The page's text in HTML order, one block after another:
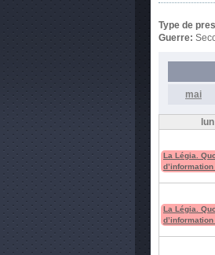
Type de
Guerre:
mai
lun
La Légia.
La Légia.